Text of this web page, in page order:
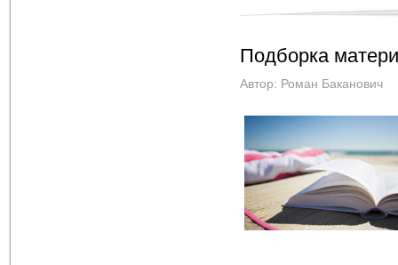
Подборка
Автор: Роман Баканович